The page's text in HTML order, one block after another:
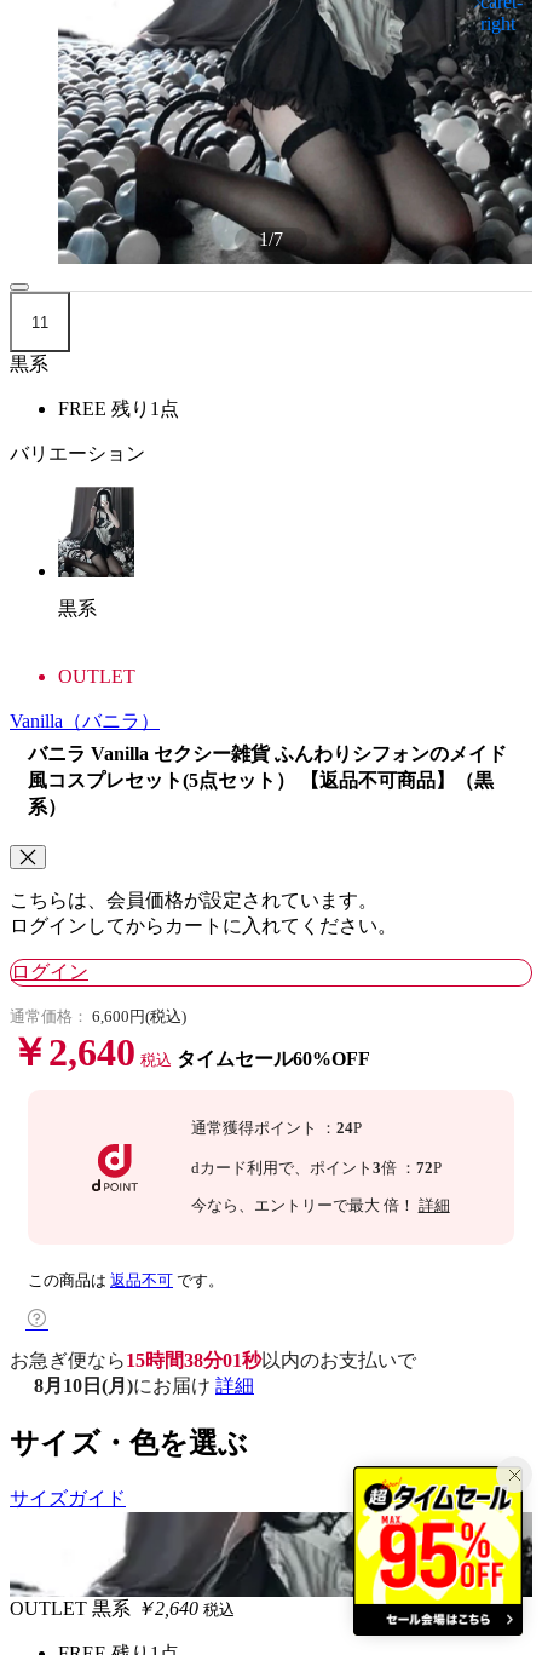
1/7
11
黒系
FREE 残り1点
バリエーション
黒系
OUTLET
Vanilla （バニラ）
バニラ Vanilla セクシー雑貨 ふんわりシフォンのメイド
風コスプレセット(5点セット） 【返品不可商品】（黒
系）
こちらは、会員価格が設定されています。
ログインしてからカートに入れてください。
ログイン
通常価格： 6,600円(税込)
￥2,640 税込 タイムセール60%OFF
通常獲得ポイント ： 24P
dカード利用で、 ポイント 3倍 ： 72P
今なら 、エントリーで最大 倍！ 詳細
この商品は 返品不可 です。
お急ぎ便なら15時間38分00秒以内のお支払いで
8月10日(月)にお届け 詳細
サイズ・色を選ぶ
サイズガイド
OUTLET 黒系 ￥2,640 税込